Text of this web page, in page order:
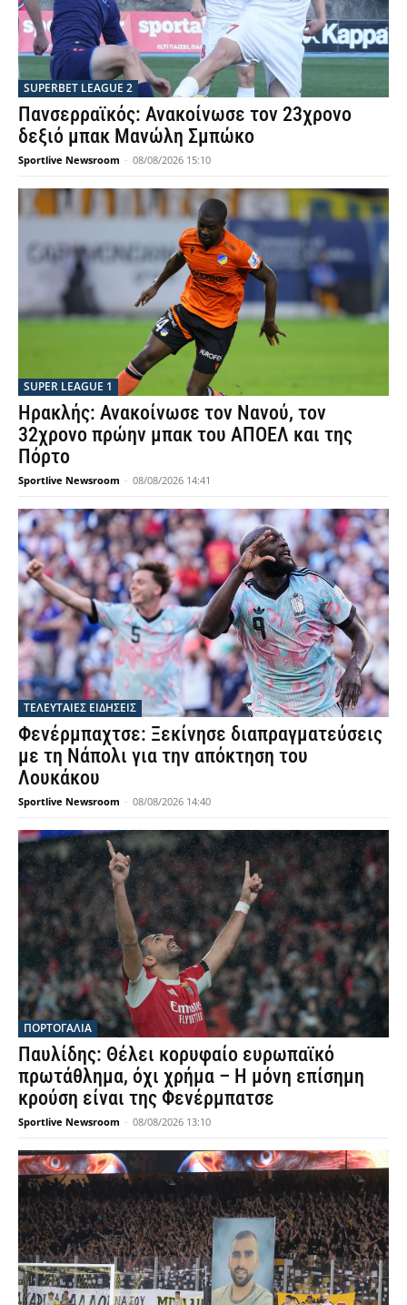
SUPERBET LEAGUE 2
Πανσερραϊκός: Ανακοίνωσε τον 23χρονο
δεξιό μπακ Μανώλη Σμπώκο
Sportlive Newsroom - 08/08/2026 15:10
SUPER LEAGUE 1
Ηρακλής: Ανακοίνωσε τον Νανού, τον
32χρονο πρώην μπακ του ΑΠΟΕΛ και της
Πόρτο
Sportlive Newsroom - 08/08/2026 14:41
ΤΕΛΕΥΤΑΙΕΣ ΕΙΔΗΣΕΙΣ
Φενέρμπαχτσε: Ξεκίνησε διαπραγματεύσεις
με τη Νάπολι για την απόκτηση του
Λουκάκου
Sportlive Newsroom - 08/08/2026 14:40
ΠΟΡΤΟΓΑΛΙΑ
Παυλίδης: Θέλει κορυφαίο ευρωπαϊκό
πρωτάθλημα, όχι χρήμα – Η μόνη επίσημη
κρούση είναι της Φενέρμπατσε
Sportlive Newsroom - 08/08/2026 13:10